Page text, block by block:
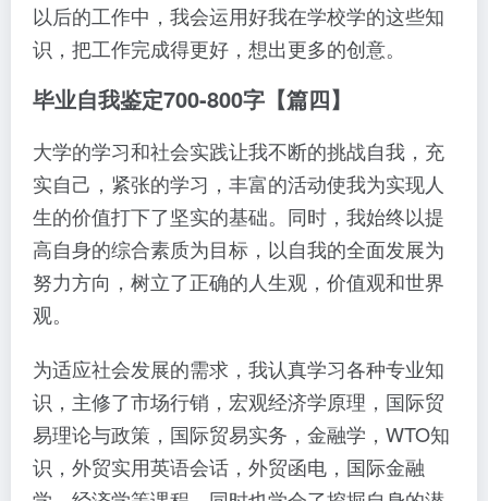
以后的工作中，我会运用好我在学校学的这些知
识，把工作完成得更好，想出更多的创意。
毕业自我鉴定700-800字【篇四】
大学的学习和社会实践让我不断的挑战自我，充
实自己，紧张的学习，丰富的活动使我为实现人
生的价值打下了坚实的基础。同时，我始终以提
高自身的综合素质为目标，以自我的全面发展为
努力方向，树立了正确的人生观，价值观和世界
观。
为适应社会发展的需求，我认真学习各种专业知
识，主修了市场行销，宏观经济学原理，国际贸
易理论与政策，国际贸易实务，金融学，WTO知
识，外贸实用英语会话，外贸函电，国际金融